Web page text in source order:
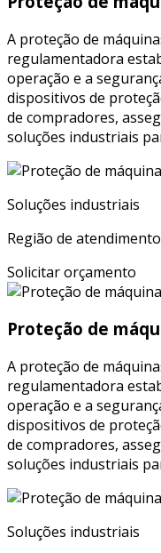
A proteção de
regulamentadora
operação e a
dispositivos de
de compradores,
soluções industriais
Soluções industriais
Região de
Solicitar orçamento
Proteção de
A proteção de
regulamentadora
operação e a
dispositivos de
de compradores,
soluções industriais
Soluções industriais